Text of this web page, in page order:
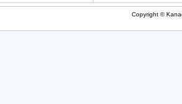
Copyright ©